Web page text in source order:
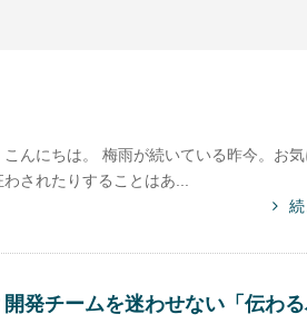
んにちは。 梅雨が続いている昨今。お気
されたりすることはあ...
発チームを迷わせない「伝わ